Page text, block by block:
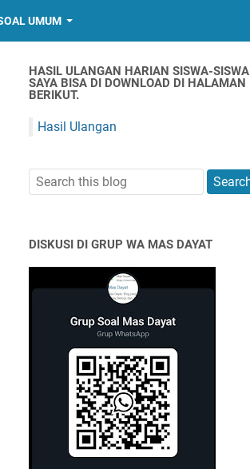
UMUM
HASIL ULANGAN HARIAN SISWA-SISWA
SAYA BISA DI DOWNLOAD DI HALAMAN
BERIKUT.
Hasil Ulangan
DISKUSI DI GRUP WA MAS DAYAT